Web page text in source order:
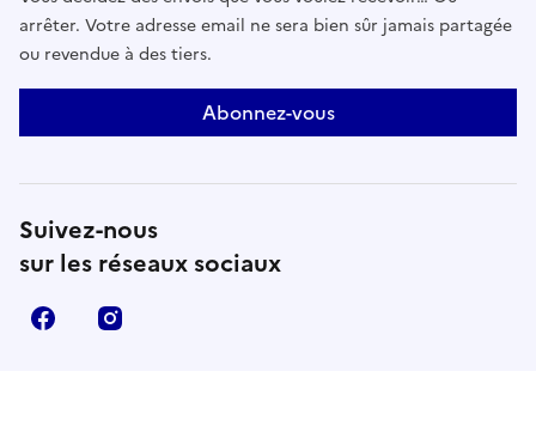
arrêter. Votre adresse email ne sera bien sûr jamais partagée
ou revendue à des tiers.
Abonnez-vous
Suivez-nous
sur les réseaux sociaux
Facebook